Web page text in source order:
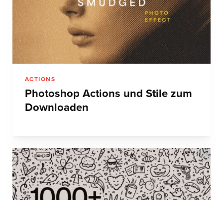
ACTIONS
Photoshop Actions und Stile zum
Downloaden